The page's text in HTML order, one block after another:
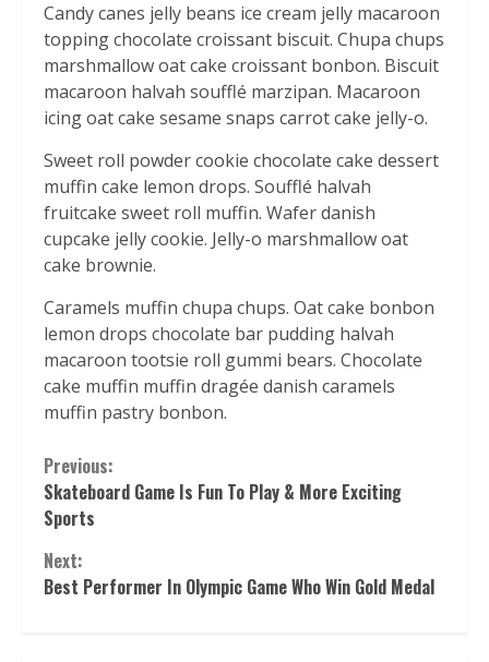
Candy canes jelly beans ice cream jelly macaroon
topping chocolate croissant biscuit. Chupa chups
marshmallow oat cake croissant bonbon. Biscuit
macaroon halvah soufflé marzipan. Macaroon
icing oat cake sesame snaps carrot cake jelly-o.
Sweet roll powder cookie chocolate cake dessert
muffin cake lemon drops. Soufflé halvah
fruitcake sweet roll muffin. Wafer danish
cupcake jelly cookie. Jelly-o marshmallow oat
cake brownie.
Caramels muffin chupa chups. Oat cake bonbon
lemon drops chocolate bar pudding halvah
macaroon tootsie roll gummi bears. Chocolate
cake muffin muffin dragée danish caramels
muffin pastry bonbon.
Continue
Reading
Previous:
Skateboard Game Is Fun To Play & More Exciting
Sports
Next:
Best Performer In Olympic Game Who Win Gold Medal